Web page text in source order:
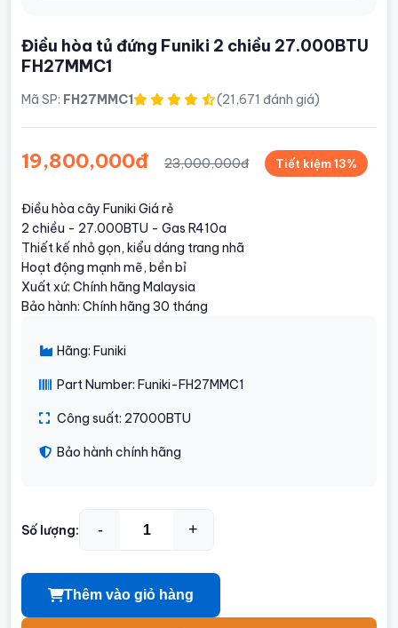
Điều hòa tủ đứng Funiki 2 chiều 27.000BTU
FH27MMC1
Mã SP: FH27MMC1 (21,671 đánh giá)
19,800,000đ 23,000,000đ Tiết kiệm 13%
Điều hòa cây Funiki Giá rẻ
2 chiều - 27.000BTU - Gas R410a
Thiết kế nhỏ gọn, kiểu dáng trang nhã
Hoạt động mạnh mẽ, bền bỉ
Xuất xứ: Chính hãng Malaysia
Bảo hành: Chính hãng 30 tháng
Hãng: Funiki
Part Number: Funiki-FH27MMC1
Công suất: 27000BTU
Bảo hành chính hãng
Số lượng: - +
Thêm vào giỏ hàng